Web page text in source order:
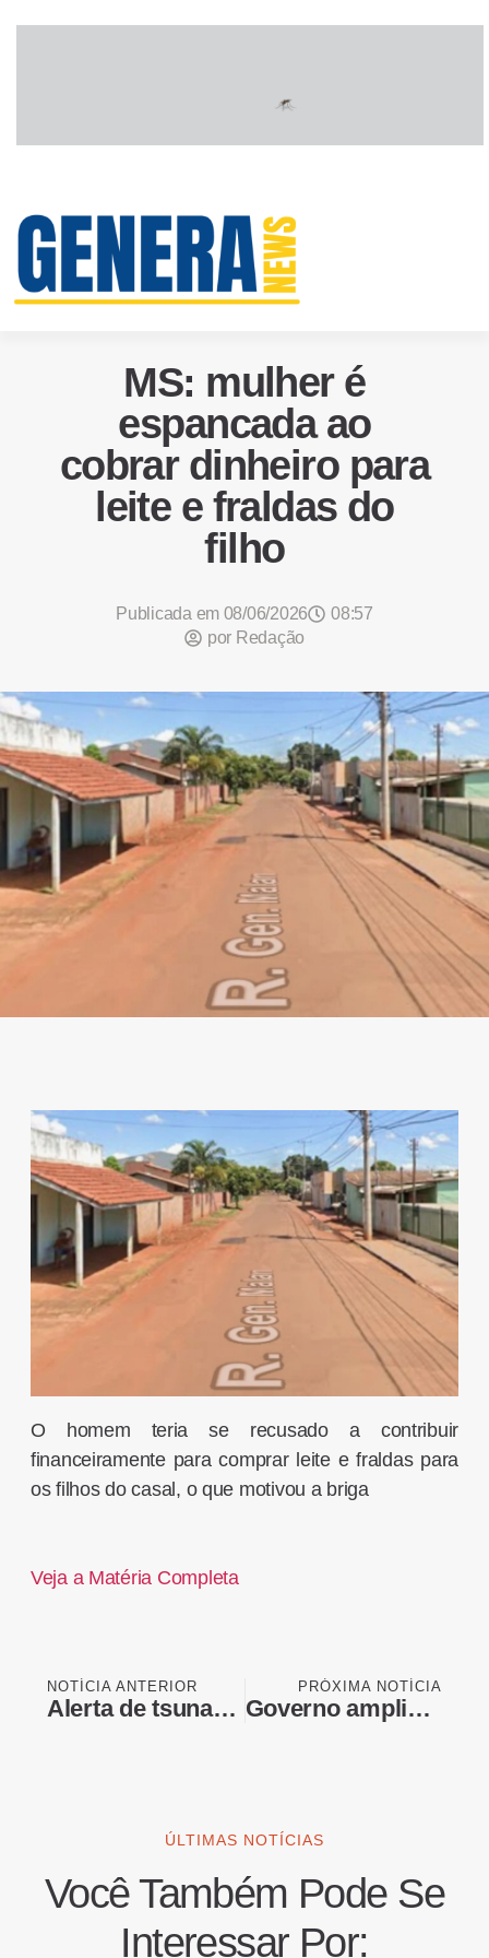
MS: mulher é
espancada ao
cobrar dinheiro para
leite e fraldas do
filho
Publicada em 08/06/2026
08:57
por Redação
O homem teria se recusado a contribuir
financeiramente para comprar leite e fraldas para
os filhos do casal, o que motivou a briga
Veja a Matéria Completa
NOTÍCIA ANTERIOR
Alerta de tsunami é emitido após terremoto de magnitude 7,8 nas Filipinas
PRÓXIMA NOTÍCIA
Governo amplia janela de desconto na energia para irrigantes
ÚLTIMAS NOTÍCIAS
Você Também Pode Se
Interessar Por: